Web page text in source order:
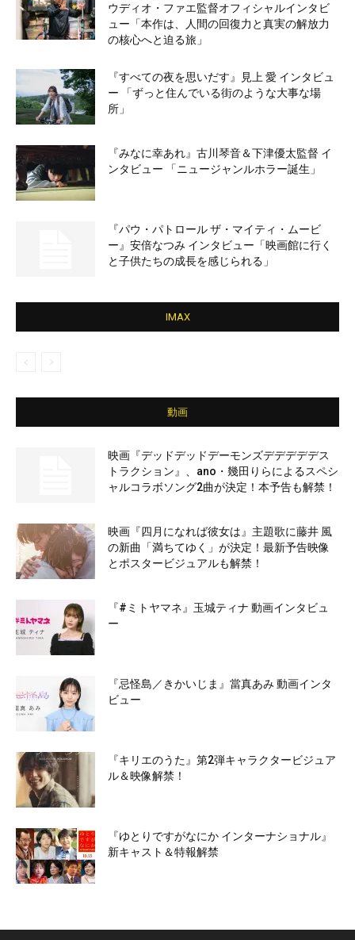
ウディオ・ファエ監督オフィシャルインタビ
ュー「本作は、人間の回復力と真実の解放力
の核心へと迫る旅」
『すべての夜を思いだす』見上 愛 インタビュ
ー 「ずっと住んでいる街のような大事な場
所」
『みなに幸あれ』古川琴音＆下津優太監督 イ
ンタビュー 「ニュージャンルホラー誕生」
『パウ・パトロール ザ・マイティ・ムービ
ー』安倍なつみ インタビュー「映画館に行く
と子供たちの成長を感じられる」
IMAX
動画
映画『デッドデッドデーモンズデデデデデス
トラクション』、ano・幾田りらによるスペシ
ャルコラボソング2曲が決定！本予告も解禁！
映画『四月になれば彼女は』主題歌に藤井 風
の新曲「満ちてゆく」が決定！最新予告映像
とポスタービジュアルも解禁！
『#ミトヤマネ』玉城ティナ 動画インタビュ
ー
『忌怪島／きかいじま』當真あみ 動画インタ
ビュー
『キリエのうた』第2弾キャラクタービジュア
ル＆映像解禁！
『ゆとりですがなにか インターナショナル』
新キャスト＆特報解禁